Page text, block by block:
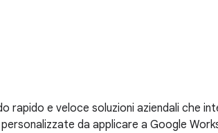
e veloce soluzioni aziendali che
da applicare a Google